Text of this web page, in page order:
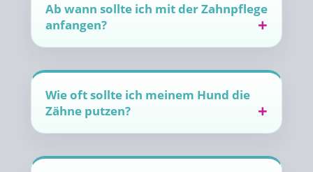
Ab wann sollte ich mit der Zahnpflege
anfangen?
Wie oft sollte ich meinem Hund die
Zähne putzen?